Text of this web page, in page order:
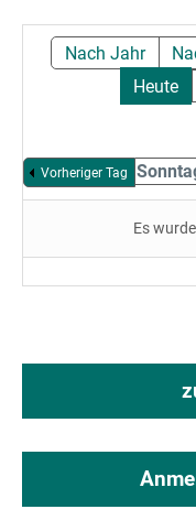
Sportpark
Nach Jahr
Heute
Vorheriger Tag
Es